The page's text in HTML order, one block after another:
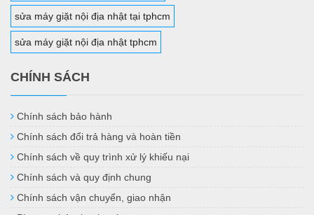
sửa máy giặt nội địa nhật tại tphcm
sửa máy giặt nội địa nhật tphcm
CHÍNH SÁCH
Chính sách bảo hành
Chính sách đổi trả hàng và hoàn tiền
Chính sách về quy trình xử lý khiếu nại
Chính sách và quy định chung
Chính sách vận chuyển, giao nhận